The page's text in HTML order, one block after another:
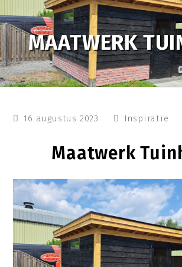
MAATWERK
16 augustus 2023 Inspiratie
Maatwerk